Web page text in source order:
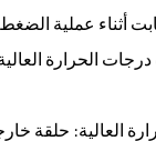
أثناء عملية